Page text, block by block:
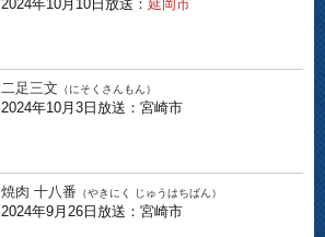
2024年10月10日放送： 延岡市
二足三文 （にそくさんもん）
2024年10月3日放送：宮崎市
焼肉 十八番 （やきにく じゅうはちばん）
2024年9月26日放送：宮崎市